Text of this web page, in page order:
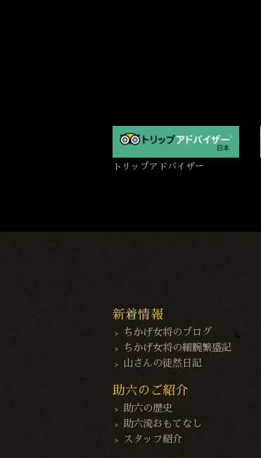
トリップアドバイザー
新着情報
ちかげ女将のブログ
ちかげ女将の細腕繁盛記
山さんの徒然日記
助六のご紹介
助六の歴史
助六流おもてなし
スタッフ紹介